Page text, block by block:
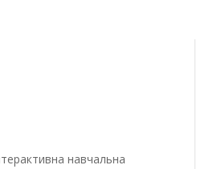
навчальна